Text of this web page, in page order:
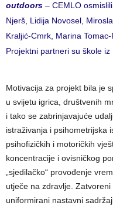
outdoors – CEMLO
Njerš, Lidija Novosel,
Kraljić-Cmrk, Marina
Projektni partneri su škole iz
Motivacija za projekt bila je
u svijetu igrica, društvenih
i tako se zabrinjavajuće
istraživanja i psihometrijska
psihofizičkih i motoričkih
koncentracije i ovisničkog
„sjedilačko“ provođenje
utječe na zdravlje.
uniformirani nastavni